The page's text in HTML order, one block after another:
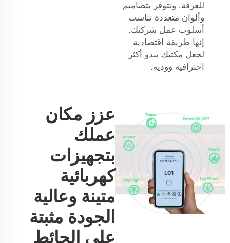
للغرفة. وتتوفر بتصاميم
وألوان متعددة تناسب
أسلوب عمل شركتك.
إنها طريقة اقتصادية
لجعل مكتبك يبدو أكثر
احترافية وودية.
عزز مكان
عملك
بتجهيزات
كهربائية
متينة وعالية
الجودة مثبتة
على الحائط